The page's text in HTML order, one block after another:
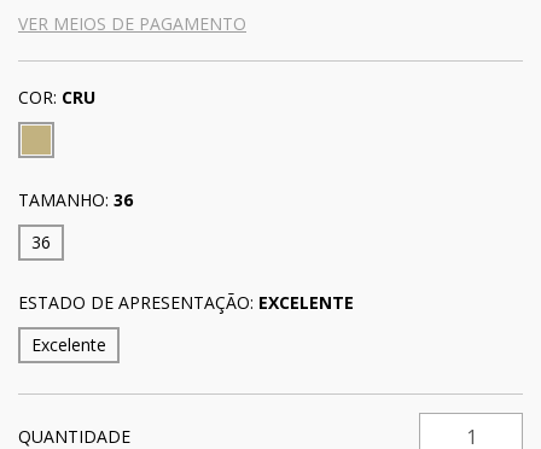
VER MEIOS DE PAGAMENTO
COR: CRU
TAMANHO: 36
36
ESTADO DE APRESENTAÇÃO: EXCELENTE
Excelente
QUANTIDADE